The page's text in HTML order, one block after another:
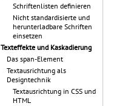
Schriftenlisten definieren
Nicht standardisierte und
herunterladbare Schriften
einsetzen
Texteffekte und Kaskadierung
Das span-Element
Textausrichtung als
Designtechnik
Textausrichtung in CSS und
HTML